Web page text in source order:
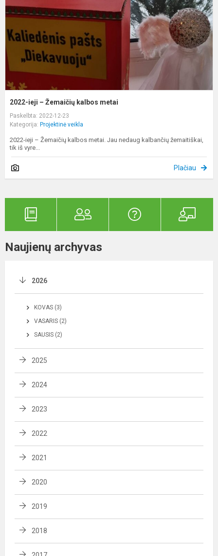
2022-ieji – Žemaičių kalbos metai
Paskelbta: 2022-12-23
Kategorija: Projektinė veikla
2022-ieji – Žemaičių kalbos metai. Jau nedaug kalbančių žemaitiškai,
tik iš vyre...
Plačiau
Naujienų archyvas
2026
KOVAS (3)
VASARIS (2)
SAUSIS (2)
2025
2024
2023
2022
2021
2020
2019
2018